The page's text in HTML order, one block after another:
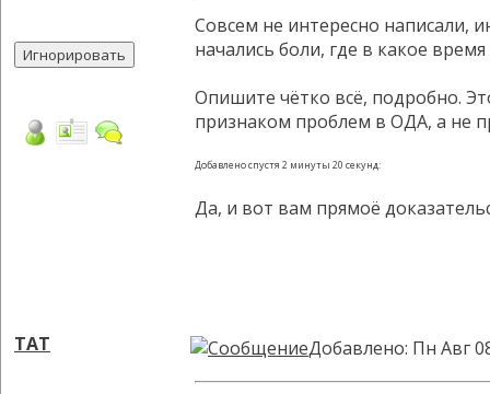
Совсем не интересно написали,
начались боли, где в какое
Опишите чётко всё, подробно.
признаком проблем в ОДА, а не
Добавлено спустя 2 минуты 20 секунд:
Да, и вот вам прямоё
TAT Добавлено: Пн Авг